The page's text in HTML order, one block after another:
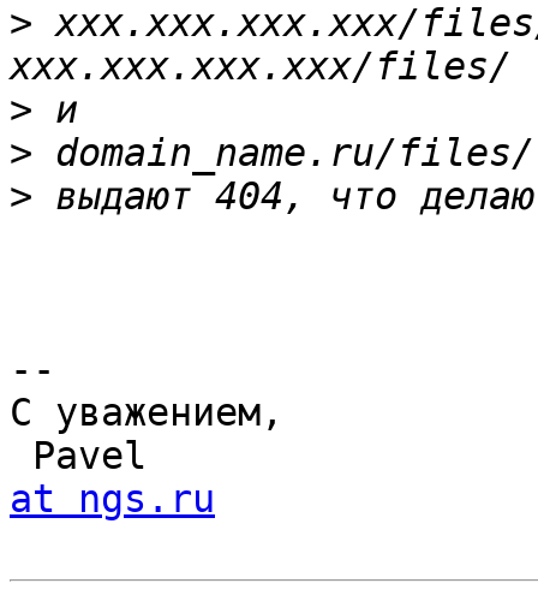
> xxx.xxx.xxx.xxx/
>
>
>
--
С уважением,
Pavel
at ngs.ru